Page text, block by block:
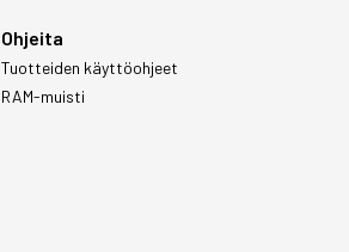
Ohjeita
Tuotteiden käyttöohjeet
RAM-muisti